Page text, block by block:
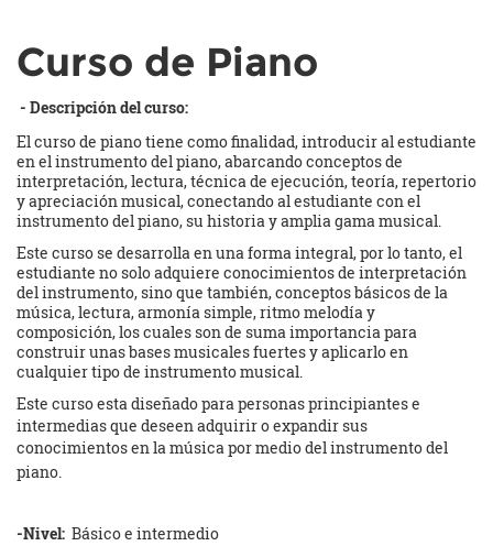
Curso de Piano
- Descripción del curso:
El curso de piano tiene como finalidad, introducir al estudiante
en el instrumento del piano, abarcando conceptos de
interpretación, lectura, técnica de ejecución, teoría, repertorio
y apreciación musical, conectando al estudiante con el
instrumento del piano, su historia y amplia gama musical.
Este curso se desarrolla en una forma integral, por lo tanto, el
estudiante no solo adquiere conocimientos de interpretación
del instrumento, sino que también, conceptos básicos de la
música, lectura, armonía simple, ritmo melodía y
composición, los cuales son de suma importancia para
construir unas bases musicales fuertes y aplicarlo en
cualquier tipo de instrumento musical.
Este curso esta diseñado para personas principiantes e
intermedias que deseen adquirir o expandir sus
conocimientos en la música por medio del instrumento del
piano.
-Nivel: Básico e intermedio